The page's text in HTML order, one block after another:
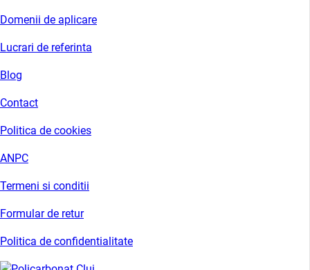
Domenii de aplicare
Lucrari de referinta
Blog
Contact
Politica de cookies
ANPC
Termeni si conditii
Formular de retur
Politica de confidentialitate